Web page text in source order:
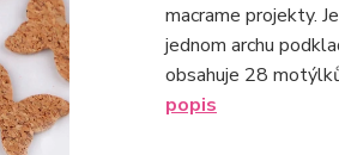
macrame projekty.
jednom archu
obsahuje 28
popis